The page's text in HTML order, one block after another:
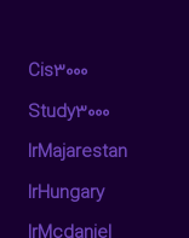
Cis3000
Study3000
IrMajarestan
IrHungary